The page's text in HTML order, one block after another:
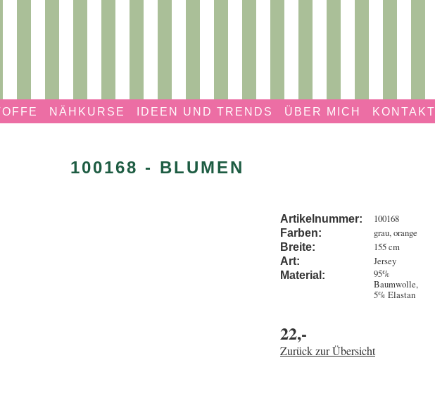
NÄHKURSE IDEEN UND TRENDS ÜBER MICH KONTAKT
100168 - BLUMEN
Artikelnummer: 100168
Farben: grau, orange
Breite: 155 cm
Art: Jersey
Material:
95%
Baumwolle,
5% Elastan
22,-
Zurück zur Übersicht